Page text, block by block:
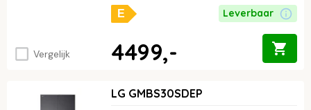
Vergelijk
E Leverbaar
4499,-
LG GMBS30SDEP